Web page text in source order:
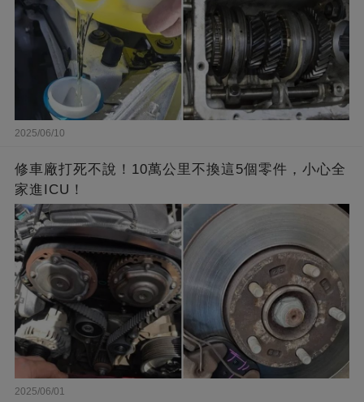
2025/06/10
修車廠打死不說！10萬公里不換這5個零件，小心全
家進ICU！
2025/06/01